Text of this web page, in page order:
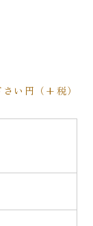
い円（+税）